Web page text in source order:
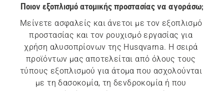
Ποιον εξοπλισμό ατομικής προστασίας να αγοράσω;
Μείνετε ασφαλείς και άνετοι με τον εξοπλισμό
προστασίας και τον ρουχισμό εργασίας για
χρήση αλυσοπρίονων της Husqvarna. Η σειρά
προϊόντων μας αποτελείται από όλους τους
τύπους εξοπλισμού για άτομα που ασχολούνται
με τη δασοκομία, τη δενδροκομία ή που